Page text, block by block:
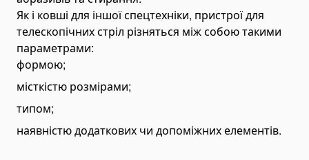
Снігоплавильні машини
Поливальні машини
Підмітально - прибиральні машини
Підлогомиючі машини
Розкидачі піску причіпні
Подрібнювачі деревини (дереворобарки)
Щепорізи
Як і ковші для іншої спецтехніки, пристрої для
телескопічних стріл різняться між собою такими
параметрами:
формою;
місткістю розмірами;
типом;
наявністю додаткових чи допоміжних елементів.